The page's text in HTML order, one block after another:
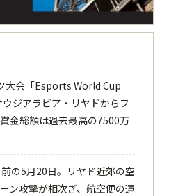
大会「Esports World Cup
ジアラビア・リヤドからフ
金総額は過去最高の7500万
の5月20日。リヤド近郊の空
ン攻撃が相次ぎ、航空便の運